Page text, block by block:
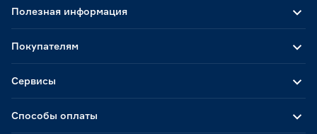
Способы оплаты
Полезная информация
Покупателям
Сервисы